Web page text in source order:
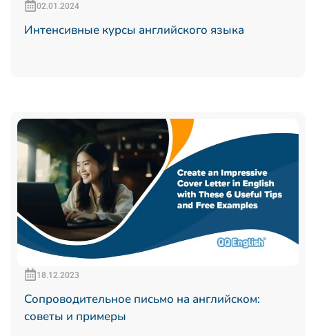
02.01.2024
Интенсивные курсы английского языка
18.12.2023
Сопроводительное письмо на английском:
советы и примеры